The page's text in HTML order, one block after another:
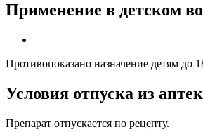
Применение в детском
Противопоказано назначение детям до
Условия отпуска из аптек
Препарат отпускается по рецепту.